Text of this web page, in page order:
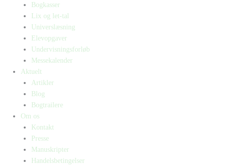
Bogkasser
Lix og let-tal
Universlæsning
Elevopgaver
Undervisningsforløb
Messekalender
Aktuelt
Artikler
Blog
Bogtrailere
Om os
Kontakt
Presse
Manuskripter
Handelsbetingelser